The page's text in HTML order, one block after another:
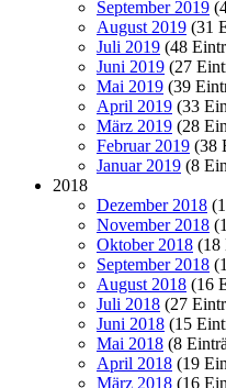
September 2019
August 2019 (31
Juli 2019 (48
Juni 2019 (27
Mai 2019 (39
April 2019 (33
März 2019 (28
Februar 2019 (38
Januar 2019 (8
2018
Dezember 2018
November 2018
Oktober 2018 (18
September 2018
August 2018 (16
Juli 2018 (27
Juni 2018 (15
Mai 2018 (8
April 2018 (19
März 2018 (16